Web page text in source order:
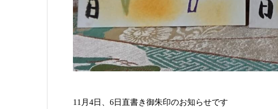
11月4日、6日直書き御朱印のお知らせです